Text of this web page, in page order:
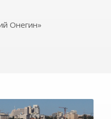
Онегин»